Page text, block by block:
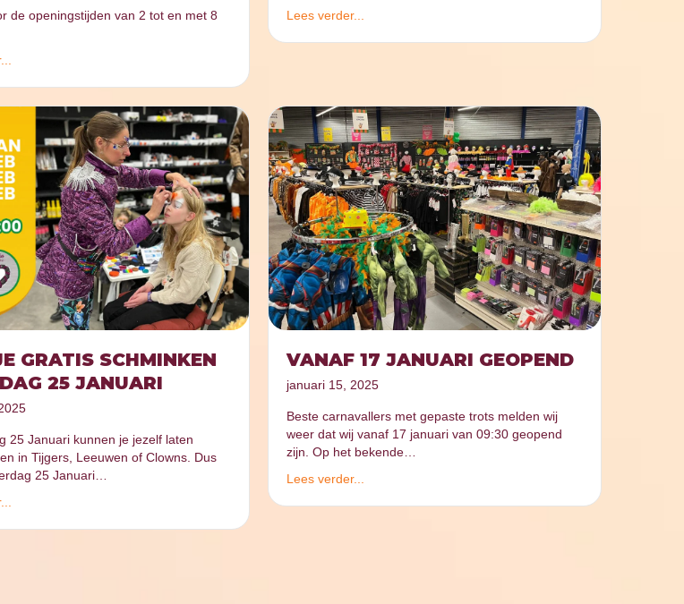
de openingstijden van 2 tot en met 8
Lees verder...
GRATIS SCHMINKEN
25 JANUARI
25 Januari kunnen je jezelf laten
in Tijgers, Leeuwen of Clowns. Dus
25 Januari…
VANAF 17 JANUARI GEOPEND
januari 15, 2025
Beste carnavallers met gepaste trots melden wij
weer dat wij vanaf 17 januari van 09:30 geopend
zijn. Op het bekende…
Lees verder...